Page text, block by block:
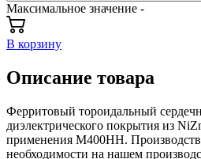
Максимальное значение -
В корзину
Описание товара
Ферритовый тороидальный
диэлектрического покрытия из
применения М400НН.
необходимости на нашем